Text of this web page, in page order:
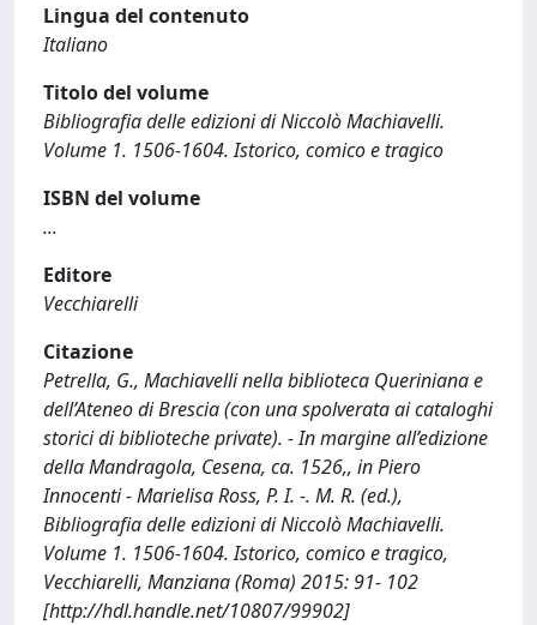
Lingua del contenuto
Italiano
Titolo del volume
Bibliografia delle edizioni di Niccolò Machiavelli.
Volume 1. 1506-1604. Istorico, comico e tragico
ISBN del volume
...
Editore
Vecchiarelli
Citazione
Petrella, G., Machiavelli nella biblioteca Queriniana e
dell’Ateneo di Brescia (con una spolverata ai cataloghi
storici di biblioteche private). - In margine all’edizione
della Mandragola, Cesena, ca. 1526,, in Piero
Innocenti - Marielisa Ross, P. I. -. M. R. (ed.),
Bibliografia delle edizioni di Niccolò Machiavelli.
Volume 1. 1506-1604. Istorico, comico e tragico,
Vecchiarelli, Manziana (Roma) 2015: 91- 102
[http://hdl.handle.net/10807/99902]